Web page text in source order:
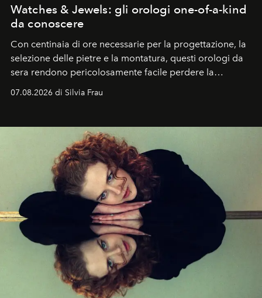
Watches & Jewels: gli orologi one-of-a-kind
da conoscere
Con centinaia di ore necessarie per la progettazione, la
selezione delle pietre e la montatura, questi orologi da
sera rendono pericolosamente facile perdere la
cognizione del tempo. Ma con quadranti così
07.08.2026 di Silvia Frau